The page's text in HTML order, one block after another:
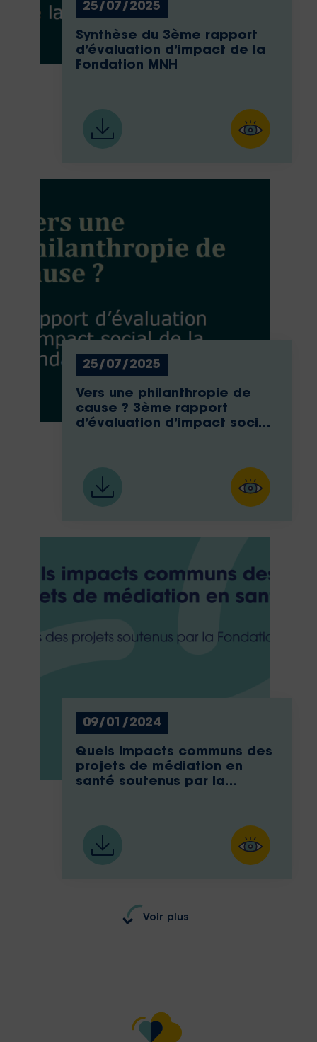
25/07/2025
Synthèse du 3ème rapport
d’évaluation d’impact de la
Fondation MNH
25/07/2025
Vers une philanthropie de
cause ? 3ème rapport
d’évaluation d’impact social
09/01/2024
Quels impacts communs des
projets de médiation en
santé soutenus par la
Voir plus